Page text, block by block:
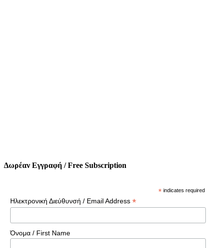
Δωρέαν Εγγραφή / Free Subscription
* indicates required
Ηλεκτρονική Διεύθυνσή / Email Address *
Όνομα / First Name